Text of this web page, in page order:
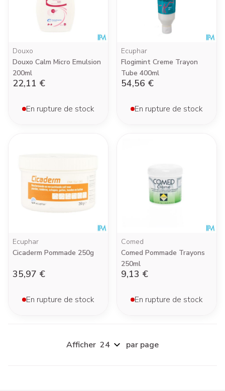
Douxo
Douxo Calm Micro Emulsion
200ml
22,11 €
En rupture de stock
Ecuphar
Flogimint Creme Trayon
Tube 400ml
54,56 €
En rupture de stock
Ecuphar
Cicaderm Pommade 250g
35,97 €
En rupture de stock
Comed
Comed Pommade Trayons
250ml
9,13 €
En rupture de stock
Afficher par page